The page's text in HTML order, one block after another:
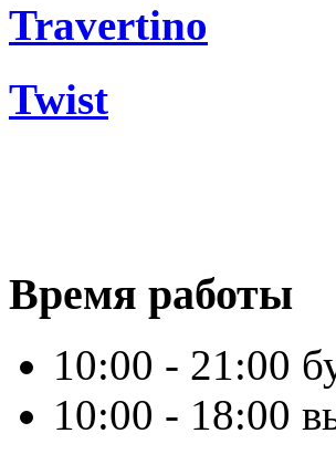
Travertino
Twist
Время работы
10:00 - 21:00
10:00 - 18:00